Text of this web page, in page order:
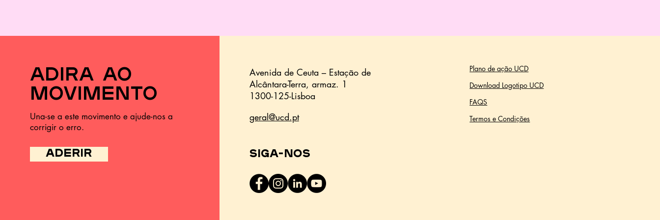
adira ao
movimento
Una-se a este movimento e ajude-nos a
corrigir o erro.
ADERIR
Avenida de Ceuta – Estação de
Alcântara-Terra, armaz. 1
1300-125-Lisboa
geral@ucd.pt
Siga-nos
Plano de ação UCD
Download Logotipo UCD
FAQS
Termos e Condições